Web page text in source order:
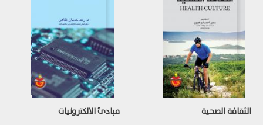
الثقافة الصحية مبادئ الالكترونيات